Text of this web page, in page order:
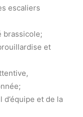
escaliers
brassicole;
et
et de la